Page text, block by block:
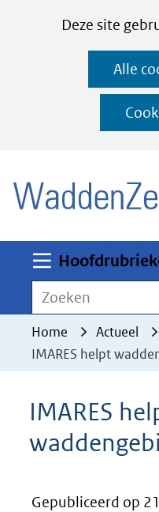
CookiesDeze site
deze
worden
toegestaan
geweigerd.
Alle
Zoeken
Home Actueel
IMARES helpt
IMARES
Gepubliceerd op